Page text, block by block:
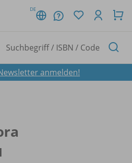
DE
anmelden!